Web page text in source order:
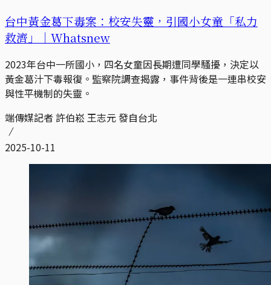
台中黃金葛下毒案：校安失靈，引國小女童「私力
救濟」｜Whatsnew
2023年台中一所國小，四名女童因長期遭同學騷擾，決定以
黃金葛汁下毒報復。監察院調查揭露，事件背後是一連串校安
與性平機制的失靈。
端傳媒記者 許伯崧 王志元 發自台北
2025-10-11